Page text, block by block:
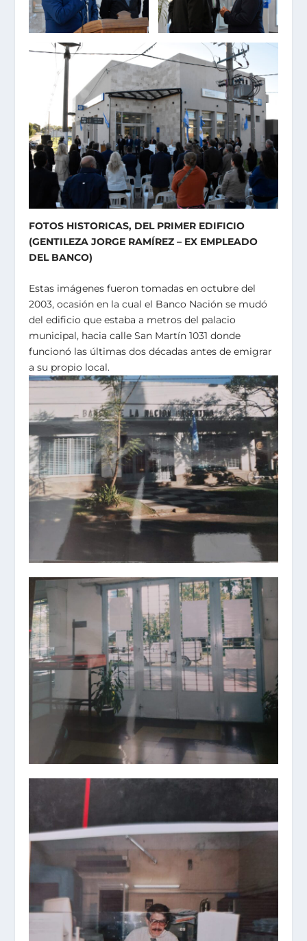
FOTOS HISTORICAS, DEL PRIMER EDIFICIO
(GENTILEZA JORGE RAMÍREZ – EX EMPLEADO
DEL BANCO)
Estas imágenes fueron tomadas en octubre del
2003, ocasión en la cual el Banco Nación se mudó
del edificio que estaba a metros del palacio
municipal, hacia calle San Martín 1031 donde
funcionó las últimas dos décadas antes de emigrar
a su propio local.